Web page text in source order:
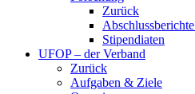
Zurück
Stipendiaten
UFOP – der Verband
Zurück
Aufgaben & Ziele